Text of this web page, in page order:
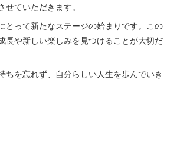
ていただきます。
とって新たなステージの始まりです。この
長や新しい楽しみを見つけることが大切だ
ちを忘れず、自分らしい人生を歩んでいき